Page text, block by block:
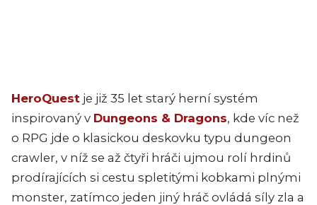
HeroQuest je již 35 let starý herní systém
inspirovaný v Dungeons & Dragons, kde víc než
o RPG jde o klasickou deskovku typu dungeon
crawler, v níž se až čtyři hráči ujmou rolí hrdinů
prodírajících si cestu spletitými kobkami plnými
monster, zatímco jeden jiný hráč ovládá síly zla a